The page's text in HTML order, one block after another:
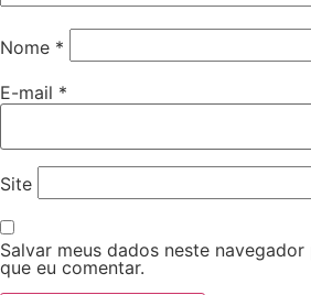
Nome *
E-mail *
Site
Salvar meus dados neste
que eu comentar.